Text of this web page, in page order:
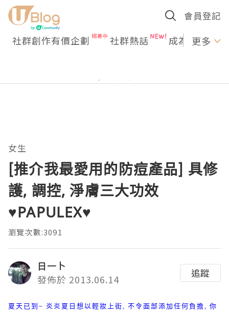
會員登記
社群創作有價企劃 社群熱話 成為U更多
女生
[推介我最愛用的防痘產品] 具修
護, 調控, 淨膚三大功效
♥PAPULEX♥
瀏覽次數:3091
日一卜
發佈於 2013.06.14
追蹤
夏天已到~ 炎炎夏日想以輕妝上街, 不令面部添加任何負擔, 你